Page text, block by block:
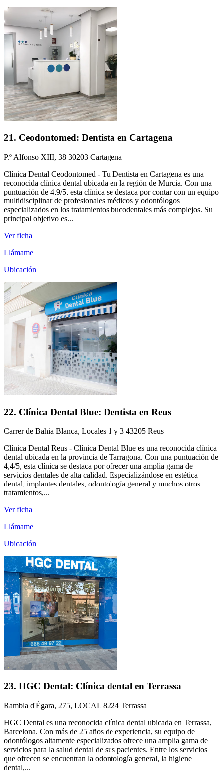
21. Ceodontomed: Dentista en Cartagena
P.º Alfonso XIII, 38 30203 Cartagena
Clínica Dental Ceodontomed - Tu Dentista en Cartagena es una
reconocida clínica dental ubicada en la región de Murcia. Con una
puntuación de 4,9/5, esta clínica se destaca por contar con un equipo
multidisciplinar de profesionales médicos y odontólogos
especializados en los tratamientos bucodentales más complejos. Su
principal objetivo es...
Ver ficha
Llámame
Ubicación
22. Clínica Dental Blue: Dentista en Reus
Carrer de Bahia Blanca, Locales 1 y 3 43205 Reus
Clínica Dental Reus - Clínica Dental Blue es una reconocida clínica
dental ubicada en la provincia de Tarragona. Con una puntuación de
4,4/5, esta clínica se destaca por ofrecer una amplia gama de
servicios dentales de alta calidad. Especializándose en estética
dental, implantes dentales, odontología general y muchos otros
tratamientos,...
Ver ficha
Llámame
Ubicación
23. HGC Dental: Clínica dental en Terrassa
Rambla d'Ègara, 275, LOCAL 8224 Terrassa
HGC Dental es una reconocida clínica dental ubicada en Terrassa,
Barcelona. Con más de 25 años de experiencia, su equipo de
odontólogos altamente especializados ofrece una amplia gama de
servicios para la salud dental de sus pacientes. Entre los servicios
que ofrecen se encuentran la odontología general, la higiene
dental,...